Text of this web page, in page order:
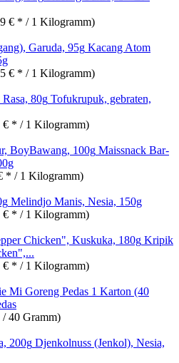
€ * / 1 Kilogramm)
Kacang Atom
€ * / 1 Kilogramm)
Tofukrupuk, gebraten,
€ * / 1 Kilogramm)
Maissnack Bar-
* / 1 Kilogramm)
Melindjo Manis, Nesia, 150g
€ * / 1 Kilogramm)
Kripik
€ * / 1 Kilogramm)
1 Karton (40
40 Gramm)
Djenkolnuss (Jenkol), Nesia,